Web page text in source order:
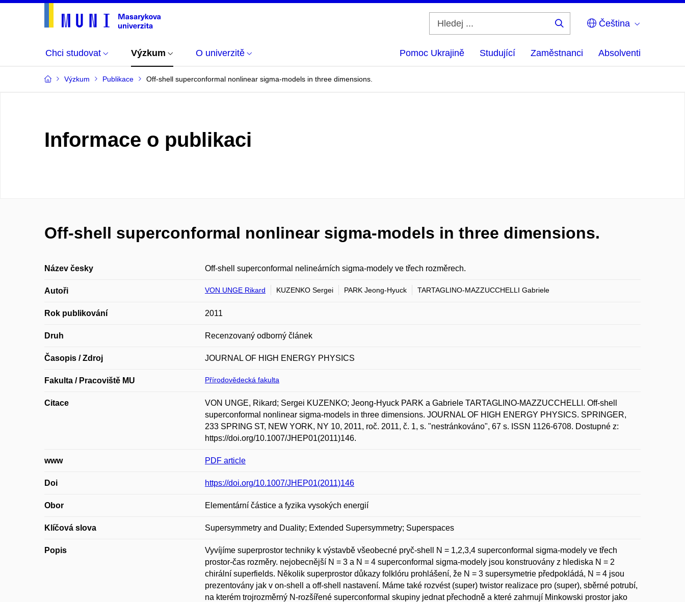
Čeština
Chci studovat Výzkum O univerzitě Pomoc Ukrajině Studující Zaměstnanci Absolventi
Výzkum Publikace Off-shell superconformal nonlinear sigma-models in three dimensions.
Informace o publikaci
Off-shell superconformal nonlinear sigma-models in three dimensions.
Název česky Off-shell superconformal nelineárních sigma-modely ve třech rozměrech.
Autoři VON UNGE Rikard KUZENKO Sergei PARK Jeong-Hyuck TARTAGLINO-MAZZUCCHELLI Gabriele
Rok publikování 2011
Druh Recenzovaný odborný článek
Časopis / Zdroj JOURNAL OF HIGH ENERGY PHYSICS
Fakulta / Pracoviště MU Přírodovědecká fakulta
Citace
VON UNGE, Rikard; Sergei KUZENKO; Jeong-Hyuck PARK a Gabriele TARTAGLINO-MAZZUCCHELLI. Off-shell
superconformal nonlinear sigma-models in three dimensions. JOURNAL OF HIGH ENERGY PHYSICS. SPRINGER,
233 SPRING ST, NEW YORK, NY 10, 2011, roč. 2011, č. 1, s. "nestránkováno", 67 s. ISSN 1126-6708. Dostupné z:
https://doi.org/10.1007/JHEP01(2011)146.
www PDF article
Doi https://doi.org/10.1007/JHEP01(2011)146
Obor Elementární částice a fyzika vysokých energií
Klíčová slova Supersymmetry and Duality; Extended Supersymmetry; Superspaces
Popis
Vyvíjíme superprostor techniky k výstavbě všeobecné pryč-shell N = 1,2,3,4 superconformal sigma-modely ve třech
prostor-čas rozměry. nejobecnější N = 3 a N = 4 superconformal sigma-modely jsou konstruovány z hlediska N = 2
chirální superfields. Několik superprostor důkazy folklóru prohlášení, že N = 3 supersymetrie předpokládá, N = 4 jsou
prezentovány jak v on-shell a off-shell nastavení. Máme také rozvést (super) twistor realizace pro (super), sběrné potrubí,
na kterém trojrozměrný N-rozšířené superconformal skupiny jednat přechodně a které zahrnují Minkowski prostor jako